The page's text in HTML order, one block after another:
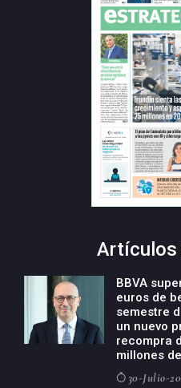
Artículos
BBVA
euros de
semestre
un nuevo
recompra
millones
30-Julio-